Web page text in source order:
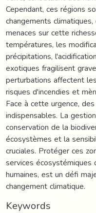
Cependant, ces régions
changements
menaces sur cette
températures, les
précipitations,
exotiques fragilisent
perturbations affectent
risques d'incendies et
Face à cette urgence,
indispensables. La
conservation de la
écosystèmes et la
cruciales. Protéger ces
services
humaines, est un défi
changement climatique.
Keywords